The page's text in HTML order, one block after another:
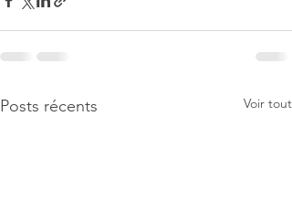
Posts récents Voir tout